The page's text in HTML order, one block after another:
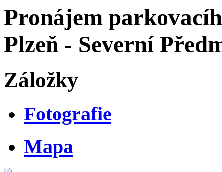
Pronájem
Plzeň - Severní
Záložky
Fotografie
Mapa